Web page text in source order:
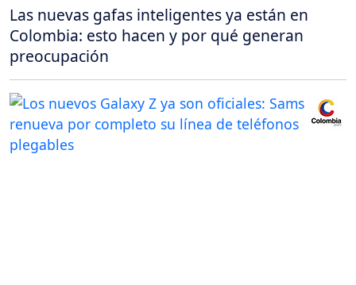
Las nuevas gafas inteligentes ya están en
Colombia: esto hacen y por qué generan
preocupación